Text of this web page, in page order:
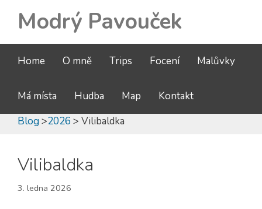
Modrý Pavouček
Home O mně Trips Focení Malůvky
Má místa Hudba Map
Kontakt
Blog >2026 > Vilibaldka
Vilibaldka
3. ledna 2026